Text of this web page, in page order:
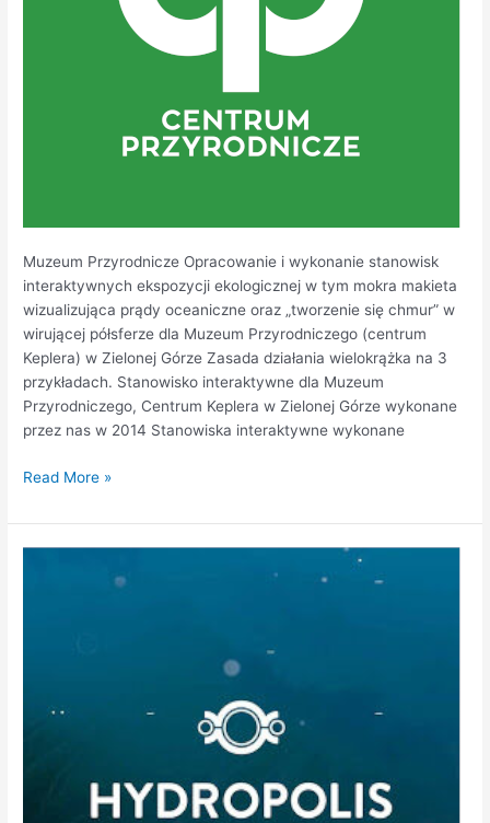
Muzeum Przyrodnicze Opracowanie i wykonanie stanowisk
interaktywnych ekspozycji ekologicznej w tym mokra makieta
wizualizująca prądy oceaniczne oraz „tworzenie się chmur” w
wirującej półsferze dla Muzeum Przyrodniczego (centrum
Keplera) w Zielonej Górze Zasada działania wielokrążka na 3
przykładach. Stanowisko interaktywne dla Muzeum
Przyrodniczego, Centrum Keplera w Zielonej Górze wykonane
przez nas w 2014 Stanowiska interaktywne wykonane
Read More »